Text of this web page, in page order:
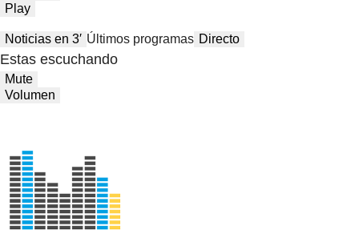
Play
Noticias en 3′ Últimos programas Directo
Estas escuchando
Mute
Volumen